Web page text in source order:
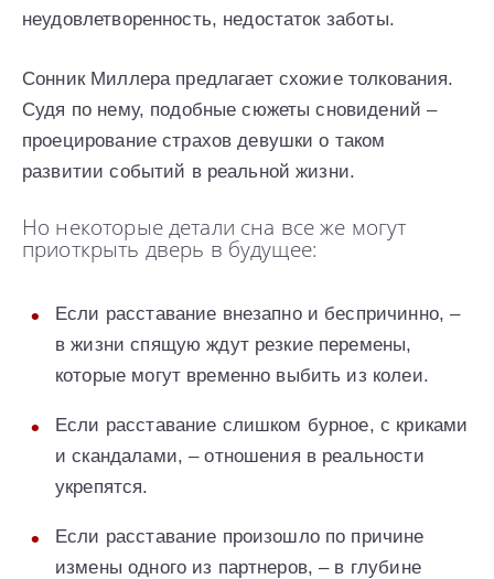
неудовлетворенность, недостаток заботы.
Сонник Миллера предлагает схожие толкования.
Судя по нему, подобные сюжеты сновидений –
проецирование страхов девушки о таком
развитии событий в реальной жизни.
Но некоторые детали сна все же могут
приоткрыть дверь в будущее:
Если расставание внезапно и беспричинно, –
в жизни спящую ждут резкие перемены,
которые могут временно выбить из колеи.
Если расставание слишком бурное, с криками
и скандалами, – отношения в реальности
укрепятся.
Если расставание произошло по причине
измены одного из партнеров, – в глубине